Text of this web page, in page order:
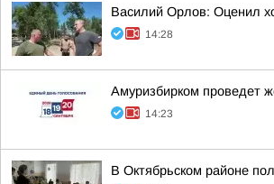
Василий Орлов: Оценил
14:28
Амуризбирком проведет
14:23
В Октябрьском районе